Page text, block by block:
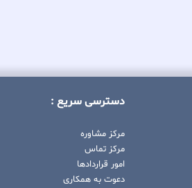
دسترسی سریع :
مرکز مشاوره
مرکز تماس
امور قراردادها
دعوت به همکاری